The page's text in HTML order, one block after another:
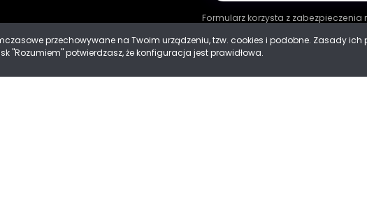
Formularz korzysta z zabezpieczenia
przechowywane na Twoim urządzeniu, tzw. cookies i podobne. Zasady
"Rozumiem" potwierdzasz, że konfiguracja jest prawidłowa.